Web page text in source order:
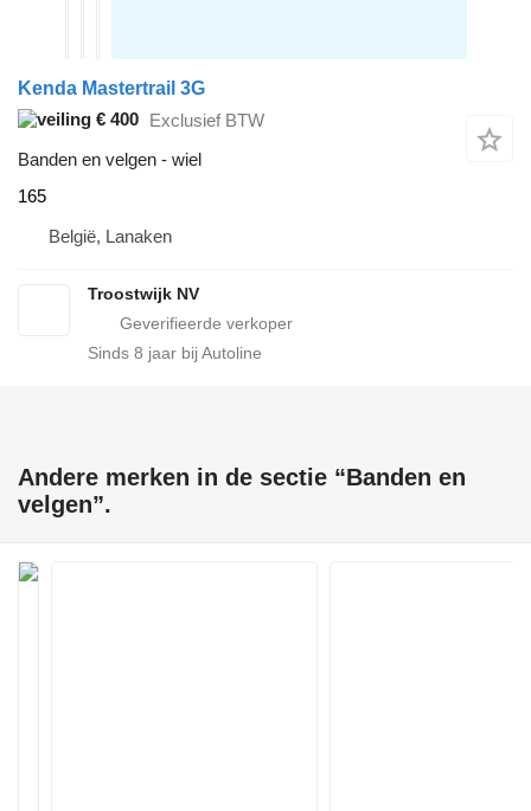
Kenda Mastertrail 3G
€ 400 Exclusief BTW
Banden en velgen - wiel
165
België, Lanaken
Troostwijk NV
Sinds 8 jaar bij Autoline
Andere merken in de sectie “Banden en
velgen”.